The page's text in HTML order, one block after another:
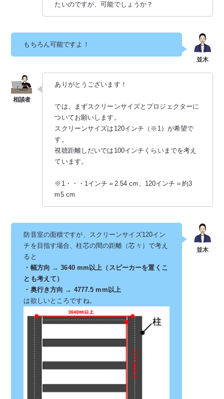
たいのですが、可能でしょうか？
もちろん可能ですよ！
ありがとうございます！
では、まずスクリーンサイズとプロジェクターに
ついてお願いします。
スクリーンサイズは120インチ（※1）が希望で
す。
視聴距離しだいでは100インチくらいまでを考え
ています。
※1・・・1インチ＝2.54 cm、120インチ＝約3
m5 cm
防音室の面積ですが、スクリーンサイズ120イン
チを目指す場合、柱芯の間の距離（芯々）で考え
ると
・幅方向 → 3640 mm以上（スピーカーを置くこ
とも考えて）
・奥行き方向 → 4777.5 mm以上
は欲しいところですね。